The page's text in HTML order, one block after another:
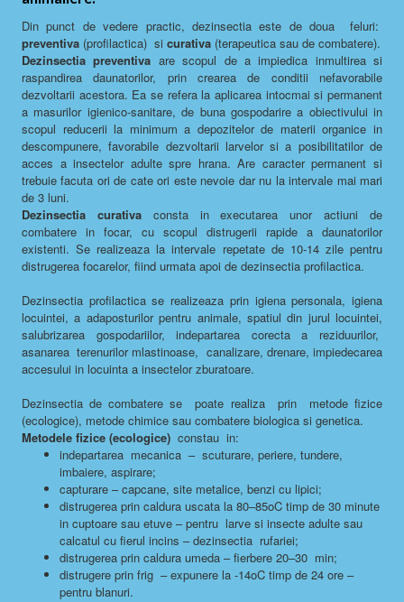
Din punct de vedere practic, dezinsectia este de doua feluri:
preventiva (profilactica) si curativa (terapeutica sau de combatere).
Dezinsectia preventiva are scopul de a impiedica inmultirea si
raspandirea daunatorilor, prin crearea de conditii nefavorabile
dezvoltarii acestora. Ea se refera la aplicarea intocmai si permanent
a masurilor igienico-sanitare, de buna gospodarire a obiectivului in
scopul reducerii la minimum a depozitelor de materii organice in
descompunere, favorabile dezvoltarii larvelor si a posibilitatilor de
acces a insectelor adulte spre hrana. Are caracter permanent si
trebuie facuta ori de cate ori este nevoie dar nu la intervale mai mari
de 3 luni.
Dezinsectia curativaconsta in executarea unor actiuni de
combatere in focar, cu scopul distrugerii rapide a daunatorilor
existenti. Se realizeaza la intervale repetate de 10-14 zile pentru
distrugerea focarelor, fiind urmata apoi de dezinsectia profilactica.
Dezinsectia profilactica se realizeaza prin igiena personala, igiena
locuintei, a adaposturilor pentru animale, spatiul din jurul locuintei,
salubrizarea gospodariilor, indepartarea corecta a reziduurilor,
asanarea terenurilor mlastinoase, canalizare, drenare, impiedecarea
accesului in locuinta a insectelor zburatoare.
Dezinsectia de combatere se poate realiza prin metode fizice
(ecologice), metode chimice sau combatere biologica si genetica.
Metodele fizice (ecologice) constau in:
indepartarea mecanica – scuturare, periere, tundere,
imbaiere, aspirare;
capturare – capcane, site metalice, benzi cu lipici;
distrugerea prin caldura uscata la 80–85oC timp de 30 minute
in cuptoare sau etuve – pentru larve si insecte adulte sau
calcatul cu fierul incins – dezinsectia rufariei;
distrugerea prin caldura umeda – fierbere 20–30 min;
distrugere prin frig – expunere la -14oC timp de 24 ore –
pentru blanuri.